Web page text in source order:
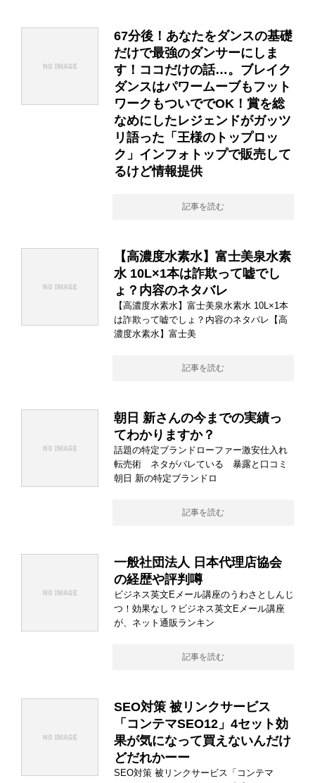
67分後！あなたをダンスの基礎
だけで最強のダンサーにしま
す！ココだけの話…。ブレイク
ダンスはパワームーブもフット
ワークもついででOK！賞を総
なめにしたレジェンドがガッツ
リ語った「王様のトップロッ
ク」インフォトップで販売して
るけど情報提供
記事を読む
【高濃度水素水】富士美泉水素
水 10L×1本は詐欺って嘘でし
ょ？内容のネタバレ
【高濃度水素水】富士美泉水素水 10L×1本
は詐欺って嘘でしょ？内容のネタバレ【高
濃度水素水】富士美
記事を読む
朝日 新さんの今までの実績っ
てわかりますか？
話題の特定ブランドローファー激安仕入れ
転売術 ネタがバレている 暴露と口コミ
朝日 新の特定ブランドロ
記事を読む
一般社団法人 日本代理店協会
の経歴や評判噂
ビジネス英文Eメール講座のうわさとしんじ
つ！効果なし？ビジネス英文Eメール講座
が、ネット通販ランキン
記事を読む
SEO対策 被リンクサービス
「コンテマSEO12」4セット効
果が気になって買えないんだけ
どだれかーー
SEO対策 被リンクサービス「コンテマ